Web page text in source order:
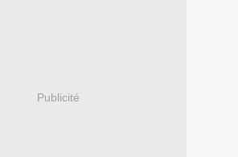
Publicité